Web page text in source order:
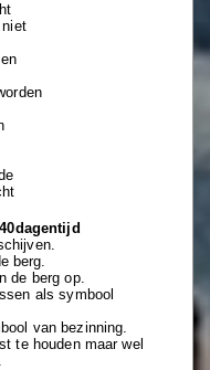
berg.
de berg op.
als symbool
van bezinning.
te houden maar wel